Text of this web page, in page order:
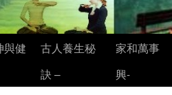
與健
古人養生秘
訣 –
家和萬事
興-